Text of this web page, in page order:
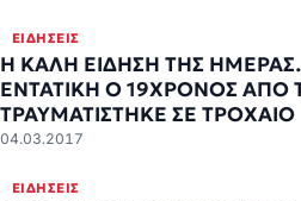
ΕΙΔΉΣΕΙΣ
Η ΚΑΛΗ ΕΙΔΗΣΗ ΤΗΣ
ΕΝΤΑΤΙΚΗ Ο 19ΧΡΟΝΟΣ
ΤΡΑΥΜΑΤΙΣΤΗΚΕ ΣΕ ΤΡΟΧΑΙΟ
04.03.2017
ΕΙΔΉΣΕΙΣ